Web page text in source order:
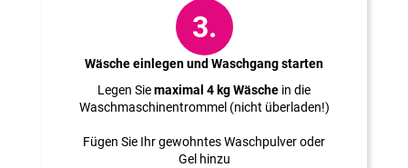
3.
Wäsche einlegen und Waschgang starten
Legen Siemaximal 4 kg Wäsche in die
Waschmaschinentrommel (nicht überladen!)
Fügen Sie Ihr gewohntes Waschpulver oder
Gel hinzu